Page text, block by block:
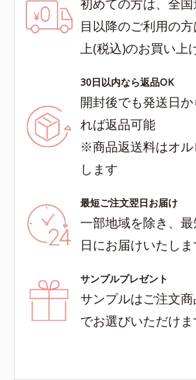
初めての方は、全
目以降のご利用の
上(税込)のお買い上
30日以内なら返品OK
開封後でも発送日
れば返品可能
※商品返送料はオル
します
最短ご注文翌日お届け
一部地域を除き、
日にお届けいたしま
サンプルプレゼント
サンプルはご注文
でお選びいただけま